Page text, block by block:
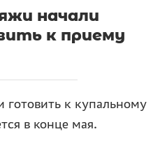
начали
к приему
к купальному
в конце мая.